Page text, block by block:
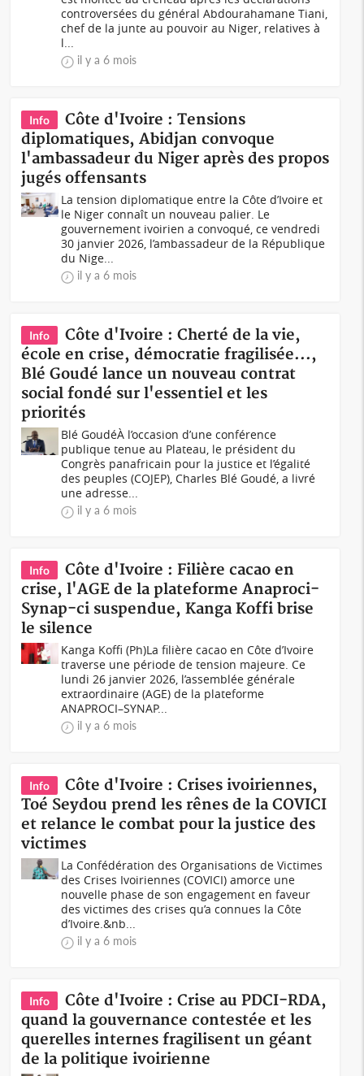
controversées du général Abdourahamane Tiani,
chef de la junte au pouvoir au Niger, relatives à
l...
il y a 6 mois
Info
Côte d'Ivoire : Tensions
diplomatiques, Abidjan convoque
l'ambassadeur du Niger après des propos
jugés offensants
La tension diplomatique entre la Côte d’Ivoire et
le Niger connaît un nouveau palier. Le
gouvernement ivoirien a convoqué, ce vendredi
30 janvier 2026, l’ambassadeur de la République
du Nige...
il y a 6 mois
Info
Côte d'Ivoire : Cherté de la vie,
école en crise, démocratie fragilisée...,
Blé Goudé lance un nouveau contrat
social fondé sur l'essentiel et les
priorités
Blé GoudéÀ l’occasion d’une conférence
publique tenue au Plateau, le président du
Congrès panafricain pour la justice et l’égalité
des peuples (COJEP), Charles Blé Goudé, a livré
une adresse...
il y a 6 mois
Info
Côte d'Ivoire : Filière cacao en
crise, l'AGE de la plateforme Anaproci-
Synap-ci suspendue, Kanga Koffi brise
le silence
Kanga Koffi (Ph)La filière cacao en Côte d’Ivoire
traverse une période de tension majeure. Ce
lundi 26 janvier 2026, l’assemblée générale
extraordinaire (AGE) de la plateforme
ANAPROCI–SYNAP...
il y a 6 mois
Info
Côte d'Ivoire : Crises ivoiriennes,
Toé Seydou prend les rênes de la COVICI
et relance le combat pour la justice des
victimes
La Confédération des Organisations de Victimes
des Crises Ivoiriennes (COVICI) amorce une
nouvelle phase de son engagement en faveur
des victimes des crises qu’a connues la Côte
d’Ivoire.&nb...
il y a 6 mois
Info
Côte d'Ivoire : Crise au PDCI-RDA,
quand la gouvernance contestée et les
querelles internes fragilisent un géant
de la politique ivoirienne